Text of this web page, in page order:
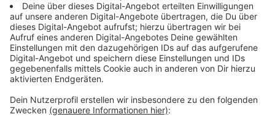
Initiativen, die sich im Kreis ehrenamtlich einsetzen.
Ziel ist es, ein möglichst vollständiges Bild aller
Projekte im Kreis zu erhalten. Einen Link zu beiden
Angeboten findet ihrhier.
Anzeige